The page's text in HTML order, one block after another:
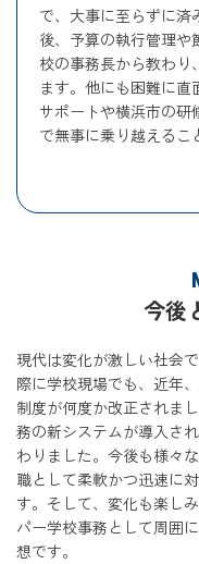
で、大事に至らずに済
後、予算の執行管理
校の事務長から教わり
ます。他にも困難に
サポートや横浜市の
で無事に乗り越えるこ
今後
現代は変化が激しい社会
際に学校現場でも、近年
制度が何度か改正されま
務の新システムが導入さ
わりました。今後も様々
職として柔軟かつ迅速に
す。そして、変化も楽し
パー学校事務として周囲
想です。